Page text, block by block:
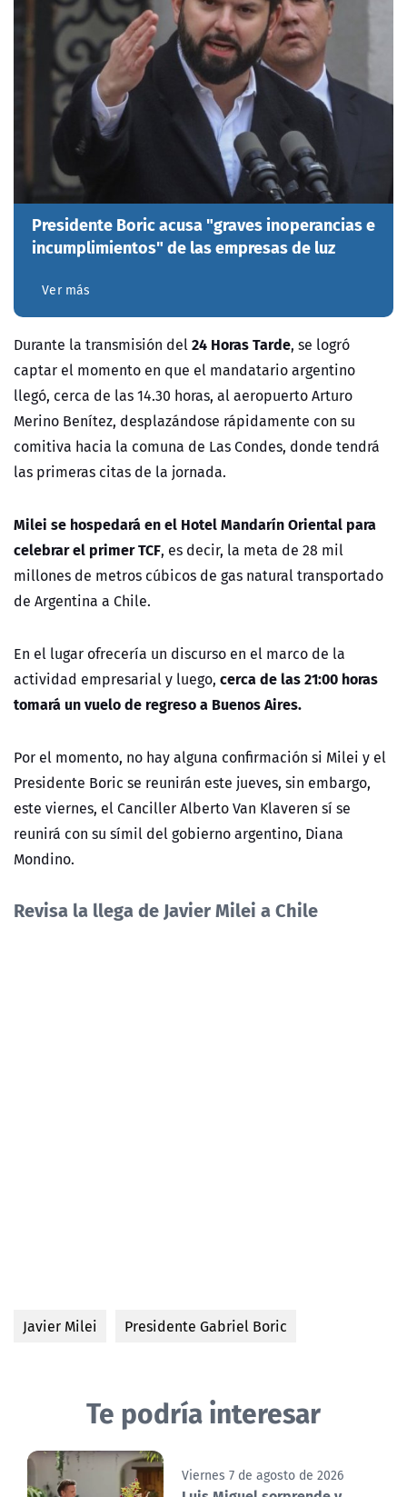
Presidente Boric acusa "graves inoperancias e
incumplimientos" de las empresas de luz
Ver más
Durante la transmisión del24 Horas Tarde, se logró
captar el momento en que el mandatario argentino
llegó, cerca de las 14.30 horas, al aeropuerto Arturo
Merino Benítez, desplazándose rápidamente con su
comitiva hacia la comuna de Las Condes, donde tendrá
las primeras citas de la jornada.
Milei se hospedará en el Hotel Mandarín Oriental para
celebrar el primer TCF, es decir, la meta de 28 mil
millones de metros cúbicos de gas natural transportado
de Argentina a Chile.
En el lugar ofrecería un discurso en el marco de la
actividad empresarial y luego, cerca de las 21:00 horas
tomará un vuelo de regreso a Buenos Aires.
Por el momento, no hay alguna confirmación si Milei y el
Presidente Boric se reunirán este jueves, sin embargo,
este viernes, el Canciller Alberto Van Klaveren sí se
reunirá con su símil del gobierno argentino, Diana
Mondino.
Revisa la llega de Javier Milei a Chile
Javier Milei Presidente Gabriel Boric
Te podría interesar
Viernes 7 de agosto de 2026